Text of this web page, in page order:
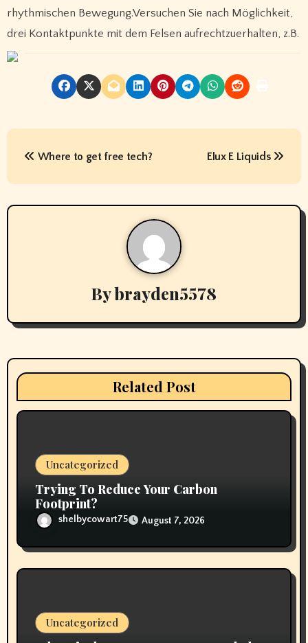
rhythmischen Bewegung.Versuchen Sie nach Möglichkeit,
drei Kontaktpunkte mit dem Felsen aufrechtzuerhalten, z.B.
P
s
v
g
a
Where to get free tech? Elux E Liquids
Bybrayden5578
Related Post
Uncategorized
Trying To Reduce Your Carbon
Footprint?
shelbycowart75 August 7, 2026
Uncategorized